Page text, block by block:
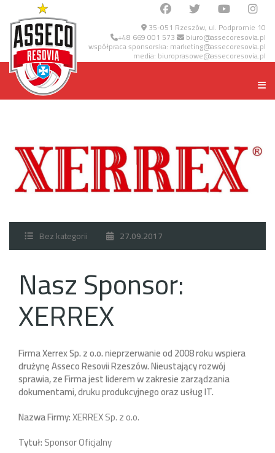
35-051 Rzeszów, ul. Podpromie 10
+48 669 001 573 biuro@assecoresovia.pl
współpraca sponsorska: marketing@assecoresovia.pl
media: biuroprasowe@assecoresovia.pl
Bez kategorii 27.09.2017
Nasz Sponsor:
XERREX
Firma Xerrex Sp. z o.o. nieprzerwanie od 2008 roku wspiera
drużynę Asseco Resovii Rzeszów. Nieustający rozwój
sprawia, ze Firma jest liderem w zakresie zarządzania
dokumentami, druku produkcyjnego oraz usług IT.
Nazwa Firmy:XERREX Sp. z o.o.
Tytuł:Sponsor Oficjalny